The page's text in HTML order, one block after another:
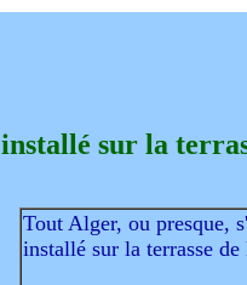
installé sur la
Tout Alger, ou presque,
installé sur la terrasse